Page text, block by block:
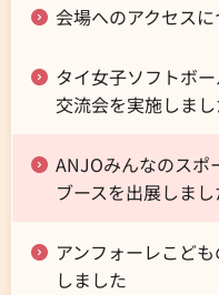
会場へのアクセスに
タイ女子ソフトボ
交流会を実施しまし
ANJOみんなのスポ
ブースを出展しまし
アンフォーレこど
しました